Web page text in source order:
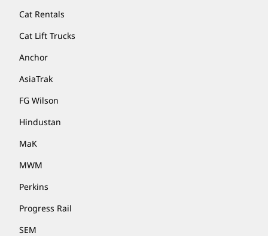
Cat Rentals
Cat Lift Trucks
Anchor
AsiaTrak
FG Wilson
Hindustan
MaK
MWM
Perkins
Progress Rail
SEM